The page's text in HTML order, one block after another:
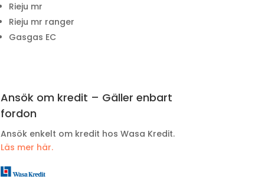
Rieju mr
Rieju mr ranger
Gasgas EC
Ansök om kredit – Gäller enbart
fordon
Ansök enkelt om kredit hos Wasa Kredit.
Läs mer här.